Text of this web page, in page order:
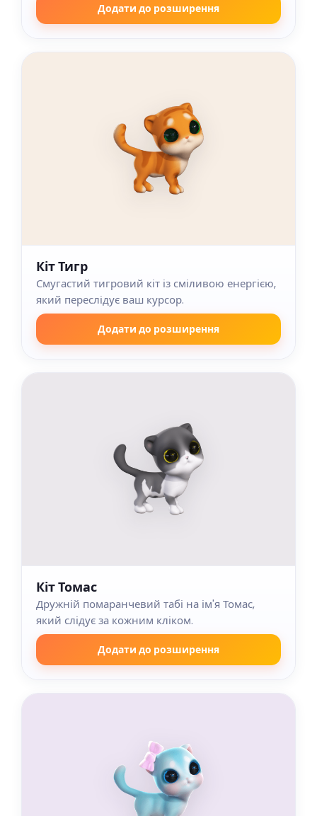
Додати до розширення
Кіт Тигр
Смугастий тигровий кіт із сміливою енергією,
який переслідує ваш курсор.
Додати до розширення
Кіт Томас
Дружній помаранчевий табі на ім'я Томас,
який слідує за кожним кліком.
Додати до розширення